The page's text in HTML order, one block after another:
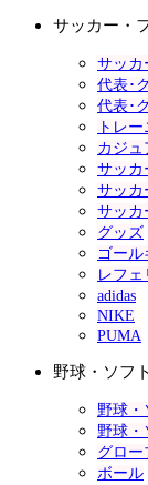
サッカー・
サッカ
代表･
代表･
トレ
カジュ
サッカ
サッカ
サッカ
グッズ
ゴール
レフェ
adidas
NIKE
PUMA
野球・ソフ
野球・
野球・
グロー
ボール